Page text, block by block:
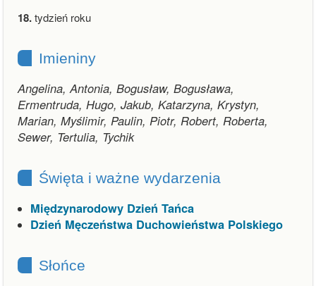
18.tydzień roku
Imieniny
Angelina, Antonia, Bogusław, Bogusława,
Ermentruda, Hugo, Jakub, Katarzyna, Krystyn,
Marian, Myślimir, Paulin, Piotr, Robert, Roberta,
Sewer, Tertulia, Tychik
Święta i ważne wydarzenia
Międzynarodowy Dzień Tańca
Dzień Męczeństwa Duchowieństwa Polskiego
Słońce